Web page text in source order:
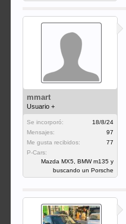
mmart
Usuario +
Se incorporó:
18/8/24
Mensajes:
97
Me gusta recibidos:
77
P-Cars:
Mazda MX5, BMW m135 y
buscando un Porsche